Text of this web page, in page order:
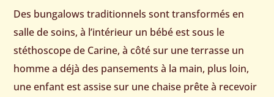
Des bungalows traditionnels sont transformés en
salle de soins, à l’intérieur un bébé est sous le
stéthoscope de Carine, à côté sur une terrasse un
homme a déjà des pansements à la main, plus loin,
une enfant est assise sur une chaise prête à recevoir